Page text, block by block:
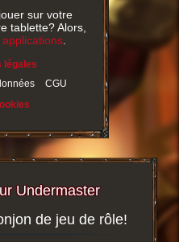
sur votre
tablette? Alors,
applications.
légales
CGU
Undermaster
de jeu de rôle! Soif